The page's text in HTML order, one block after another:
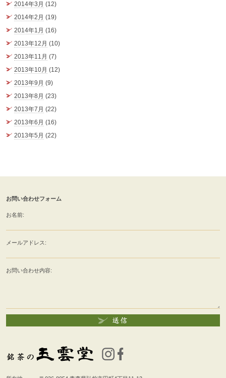
2014年3月 (12)
2014年2月 (19)
2014年1月 (16)
2013年12月 (10)
2013年11月 (7)
2013年10月 (12)
2013年9月 (9)
2013年8月 (23)
2013年7月 (22)
2013年6月 (16)
2013年5月 (22)
お問い合わせフォーム
お名前:
メールアドレス:
お問い合わせ内容: